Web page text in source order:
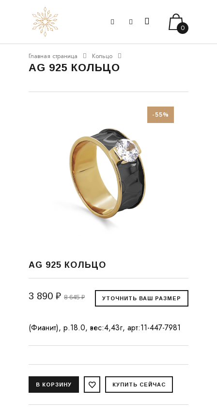
0
Главная страница Кольцо
AG 925 КОЛЬЦО
-55%
AG 925 КОЛЬЦО
3 890 ₽ 8 645 ₽
(Фианит), р.18.0, вес:4,43г, арт:11-447-7981